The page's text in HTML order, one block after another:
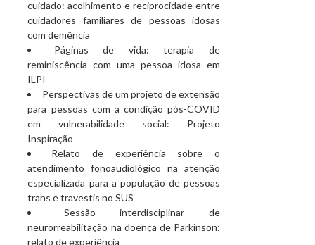
cuidado: acolhimento e reciprocidade entre
cuidadores familiares de pessoas idosas
com demência
Páginas de vida: terapia de
reminiscência com uma pessoa idosa em
ILPI
Perspectivas de um projeto de extensão
para pessoas com a condição pós-COVID
em vulnerabilidade social: Projeto
Inspiração
Relato de experiência sobre o
atendimento fonoaudiológico na atenção
especializada para a população de pessoas
trans e travestis no SUS
Sessão interdisciplinar de
neurorreabilitação na doença de Parkinson:
relato de experiência